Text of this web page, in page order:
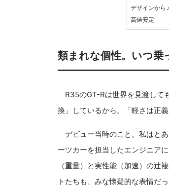
デザインから
高値安定
類まれな個性。いつ乗
R35のGT-Rは世界を見渡して
換」しているから。「軽さは正
デビュー当時のこと。私はと
ーツカーを担当したエンジニア
（重量）と実性能（加速）の辻
トたちも、みな懐疑的な表情だ